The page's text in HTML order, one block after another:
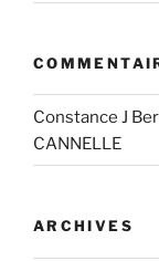
Constance J
CANNELLE
ARCHIVES